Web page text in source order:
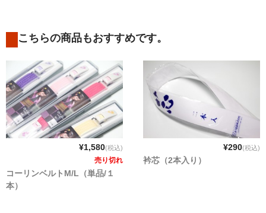
こちらの商品もおすすめです。
¥1,580(税込)
売り切れ
コーリンベルトM/L（単品/１
本）
¥290(税込)
衿芯（2本入り）